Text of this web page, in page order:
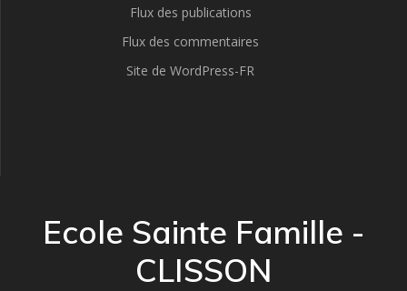
Flux des publications
Flux des commentaires
Site de WordPress-FR
Ecole Sainte Famille -
CLISSON